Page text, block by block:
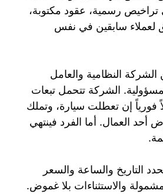
تراخيص رسمية، عقود مكتوبة،
لعملاء سابقين في نفس
النظامية والعامل
الشركة تتحمل تبعات
فورياً إن تعطلت سيارة، وتملك
العمال. أما الفرد فينتهي
التاريخ والساعة والسعر
والاستثناءات بلا غموض.